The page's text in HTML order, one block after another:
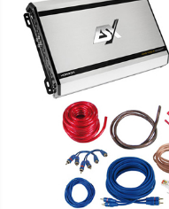
Adaptoare comenzi volan
Accesorii diverse
Rame adaptoare
Condensatoare
Adaptoare Hi-Low